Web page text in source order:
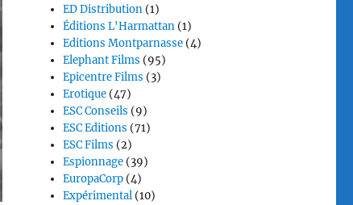
ED Distribution (1)
Éditions L'Harmattan (1)
Editions Montparnasse (4)
Elephant Films (95)
Epicentre Films (3)
Erotique (47)
ESC Conseils (9)
ESC Editions (71)
ESC Films (2)
Espionnage (39)
EuropaCorp (4)
Expérimental (10)